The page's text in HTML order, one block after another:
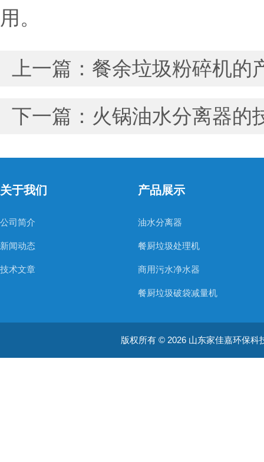
用。
上一篇： 餐余垃圾粉碎机的
下一篇： 火锅油水分离器的
关于我们
公司简介
新闻动态
技术文章
产品展示
油水分离器
餐厨垃圾处理机
商用污水净水器
餐厨垃圾破袋减量机
餐厨垃圾粉碎机
版权所有 © 2026 山东家佳嘉环保